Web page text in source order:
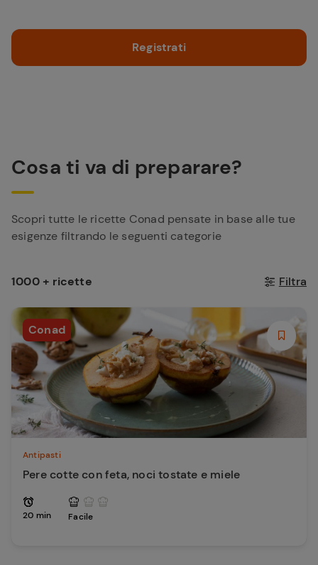
Registrati
Cosa ti va di preparare?
Scopri tutte le ricette Conad pensate in base alle tue
esigenze filtrando le seguenti categorie
1000 + ricette Filtra
Conad
Antipasti
Pere cotte con feta, noci tostate e miele
20 min Facile